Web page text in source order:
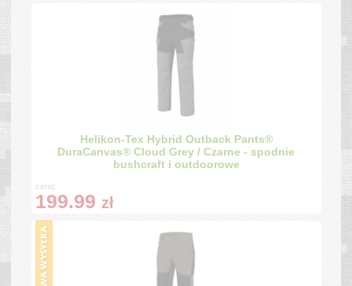
Helikon-Tex Hybrid Outback Pants®
DuraCanvas® Cloud Grey / Czarne - spodnie
bushcraft i outdoorowe
cena:
199.99 zł